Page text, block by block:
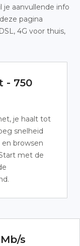
je aanvullende info
pagina
4G voor thuis,
- 750
je haalt tot
snelheid
browsen
met de
s